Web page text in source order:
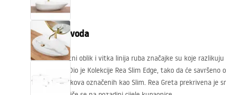
Opis proizvoda
Izvorni uzdužni oblik i vitka linija ruba značajke su koje
umivaonika. Dio je Kolekcije Rea Slim Edge, tako da će
kupaonskih okova označenih kao Slim. Rea Greta prekrivena je